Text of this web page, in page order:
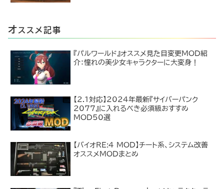
オ ススメ記事
『パルワールド』オススメ見た目変更MOD紹
介：憧れの美少女キャラクターに大変身！
【2.1対応】2024年最新『サイバーパンク
2077』に入れるべき必須級おすすめ
MOD50選
【バイオRE:4 MOD】チート系、システム改善
オススメMODまとめ